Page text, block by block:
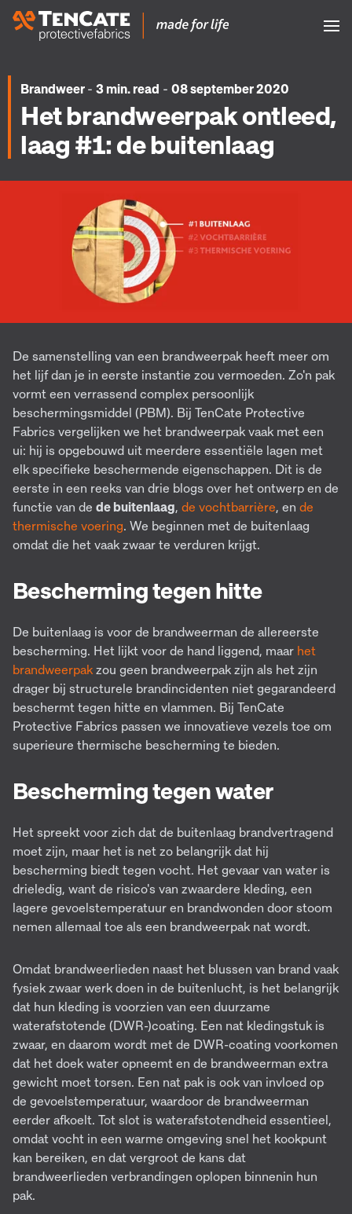
Brandweer - 3 min. read - 08 september 2020
Het brandweerpak ontleed,
laag #1: de buitenlaag
De samenstelling van een brandweerpak heeft meer om
het lijf dan je in eerste instantie zou vermoeden. Zo'n pak
vormt een verrassend complex persoonlijk
beschermingsmiddel (PBM). Bij TenCate Protective
Fabrics vergelijken we het brandweerpak vaak met een
ui: hij is opgebouwd uit meerdere essentiële lagen met
elk specifieke beschermende eigenschappen. Dit is de
eerste in een reeks van drie blogs over het ontwerp en de
functie van de de buitenlaag, de vochtbarrière, en de
thermische voering. We beginnen met de buitenlaag
omdat die het vaak zwaar te verduren krijgt.
Bescherming tegen hitte
De buitenlaag is voor de brandweerman de allereerste
bescherming. Het lijkt voor de hand liggend, maar het
brandweerpak zou geen brandweerpak zijn als het zijn
drager bij structurele brandincidenten niet gegarandeerd
beschermt tegen hitte en vlammen. Bij TenCate
Protective Fabrics passen we innovatieve vezels toe om
superieure thermische bescherming te bieden.
Bescherming tegen water
Het spreekt voor zich dat de buitenlaag brandvertragend
moet zijn, maar het is net zo belangrijk dat hij
bescherming biedt tegen vocht. Het gevaar van water is
drieledig, want de risico's van zwaardere kleding, een
lagere gevoelstemperatuur en brandwonden door stoom
nemen allemaal toe als een brandweerpak nat wordt.
Omdat brandweerlieden naast het blussen van brand vaak
fysiek zwaar werk doen in de buitenlucht, is het belangrijk
dat hun kleding is voorzien van een duurzame
waterafstotende (DWR-)coating. Een nat kledingstuk is
zwaar, en daarom wordt met de DWR-coating voorkomen
dat het doek water opneemt en de brandweerman extra
gewicht moet torsen. Een nat pak is ook van invloed op
de gevoelstemperatuur, waardoor de brandweerman
eerder afkoelt. Tot slot is waterafstotendheid essentieel,
omdat vocht in een warme omgeving snel het kookpunt
kan bereiken, en dat vergroot de kans dat
brandweerlieden verbrandingen oplopen binnenin hun
pak.